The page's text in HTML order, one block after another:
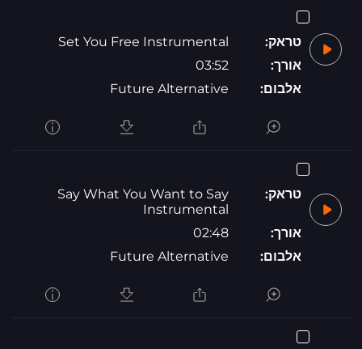
טראק:
Set You Free Instrumental
אורך:
03:52
אלבום:
Future Alternative
טראק:
Say What You Want to Say
Instrumental
אורך:
02:48
אלבום:
Future Alternative